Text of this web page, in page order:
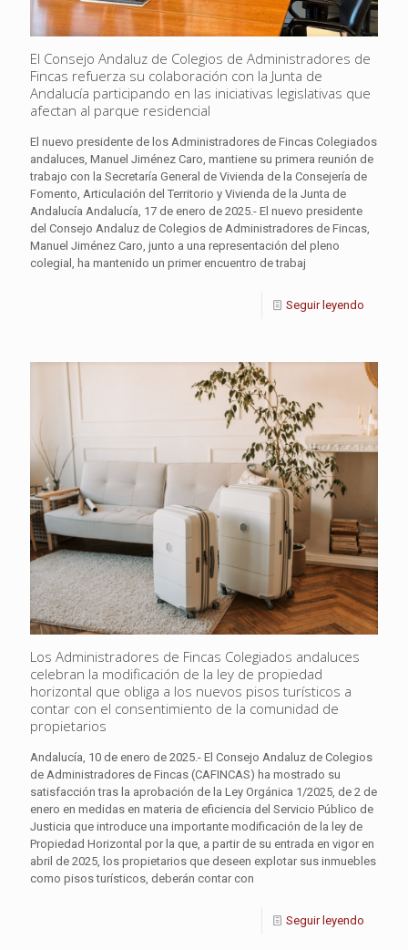
El Consejo Andaluz de Colegios de Administradores de
Fincas refuerza su colaboración con la Junta de
Andalucía participando en las iniciativas legislativas que
afectan al parque residencial
El nuevo presidente de los Administradores de Fincas Colegiados
andaluces, Manuel Jiménez Caro, mantiene su primera reunión de
trabajo con la Secretaría General de Vivienda de la Consejería de
Fomento, Articulación del Territorio y Vivienda de la Junta de
Andalucía Andalucía, 17 de enero de 2025.- El nuevo presidente
del Consejo Andaluz de Colegios de Administradores de Fincas,
Manuel Jiménez Caro, junto a una representación del pleno
colegial, ha mantenido un primer encuentro de trabaj
Seguir leyendo
Los Administradores de Fincas Colegiados andaluces
celebran la modificación de la ley de propiedad
horizontal que obliga a los nuevos pisos turísticos a
contar con el consentimiento de la comunidad de
propietarios
Andalucía, 10 de enero de 2025.- El Consejo Andaluz de Colegios
de Administradores de Fincas (CAFINCAS) ha mostrado su
satisfacción tras la aprobación de la Ley Orgánica 1/2025, de 2 de
enero en medidas en materia de eficiencia del Servicio Público de
Justicia que introduce una importante modificación de la ley de
Propiedad Horizontal por la que, a partir de su entrada en vigor en
abril de 2025, los propietarios que deseen explotar sus inmuebles
como pisos turísticos, deberán contar con
Seguir leyendo